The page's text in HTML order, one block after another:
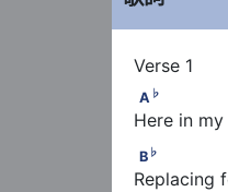
A♭ Cm
A ♭
Here in
B♭
B ♭
Replacing